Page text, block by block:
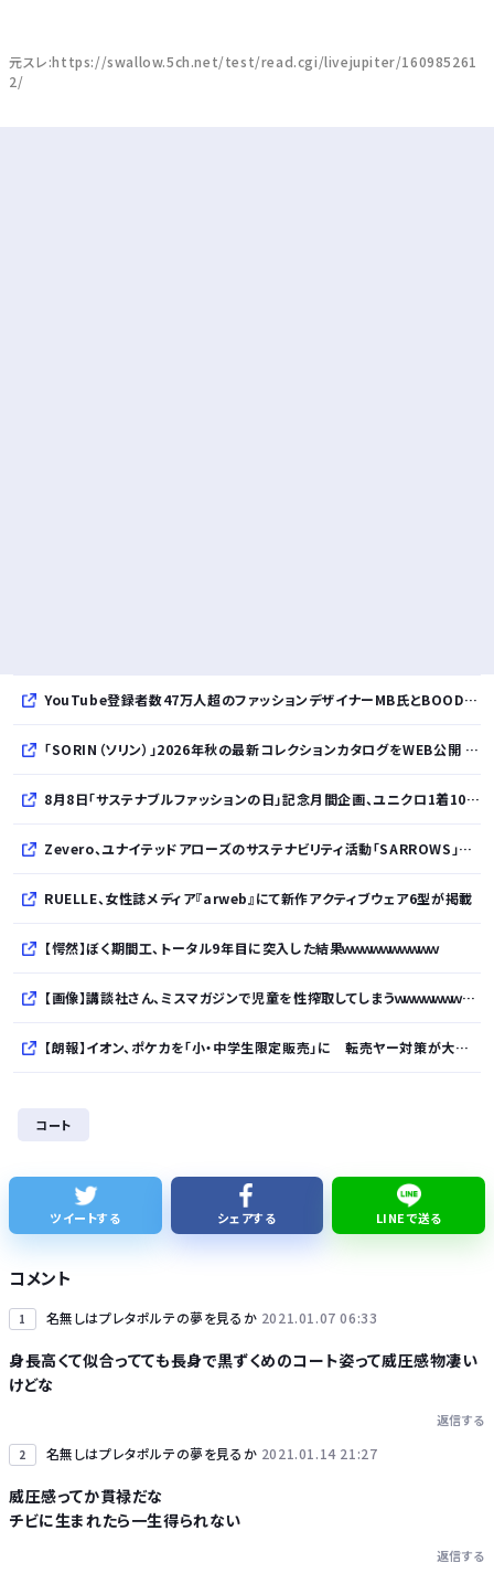
元スレ:https://swallow.5ch.net/test/read.cgi/livejupiter/160985261
2/
YouTube登録者数47万人超のファッションデザイナーMB氏とBOODYがコラボレーション。極上の着心地を追求した別注Tシャツが8月12日発売開始
「SORIN（ソリン）」2026年秋の最新コレクションカタログをWEB公開 「Paradox in Neutral」をテーマに秩序と反逆が共存する世界観を表現
8月8日「サステナブルファッションの日」記念月間企画、ユニクロ1着100円買取保証とXプレゼントキャンペーンを実施
Zevero、ユナイテッドアローズのサステナビリティ活動「SARROWS」を支援。Scope 3排出量算定の効率化・精緻化を開始
RUELLE、女性誌メディア『arweb』にて新作アクティブウェア6型が掲載
【愕然】ぼく期間工、トータル9年目に突入した結果ｗｗｗｗｗｗｗｗｗｗ
【画像】講談社さん、ミスマガジンで児童を性搾取してしまうｗｗｗｗｗｗｗｗｗ
【朗報】イオン、ポケカを「小・中学生限定販売」に 転売ヤー対策が大絶賛ｗｗｗ
友達とPCで遊んでるんだがキーボードとマウス使った方がいいゲームでも頑なにパッド使いたがる
Powered by livedoor 相互RSS
コート
ツイートする シェアする LINEで送る
コメント
1 名無しはプレタポルテの夢を見るか 2021.01.07 06:33
身長高くて似合ってても長身で黒ずくめのコート姿って威圧感物凄い
けどな
返信する
2 名無しはプレタポルテの夢を見るか 2021.01.14 21:27
威圧感ってか貫禄だな
チビに生まれたら一生得られない
返信する